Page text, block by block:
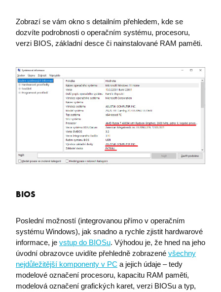
Zobrazí se vám okno s detailním přehledem, kde se
dozvíte podrobnosti o operačním systému, procesoru,
verzi BIOS, základní desce či nainstalované RAM paměti.
BIOS
Poslední možností (integrovanou přímo v operačním
systému Windows), jak snadno a rychle zjistit hardwarové
informace, je vstup do BIOSu. Výhodou je, že hned na jeho
úvodní obrazovce uvidíte přehledně zobrazené všechny
nejdůležitější komponenty v PC a jejich údaje – tedy
modelové označení procesoru, kapacitu RAM paměti,
modelová označení grafických karet, verzi BIOSu a typ,